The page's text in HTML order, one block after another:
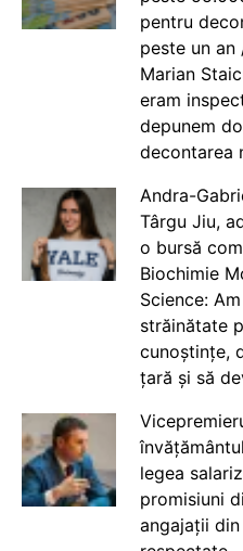
pentru
peste un an
Marian
eram
depunem
decontarea
Andra-
Târgu Jiu,
o bursă
Biochimie
Science:
străinătate
cunoștințe,
țară și să
legea
promisiuni
angajații